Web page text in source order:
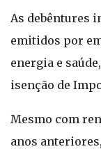
As debêntures
emitidos por
energia e
isenção de
Mesmo com
anos